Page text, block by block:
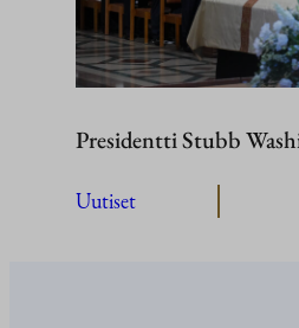
Presidentti Stubb
Uutiset